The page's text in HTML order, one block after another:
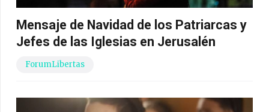
Mensaje de Navidad de los Patriarcas y
Jefes de las Iglesias en Jerusalén
ForumLibertas